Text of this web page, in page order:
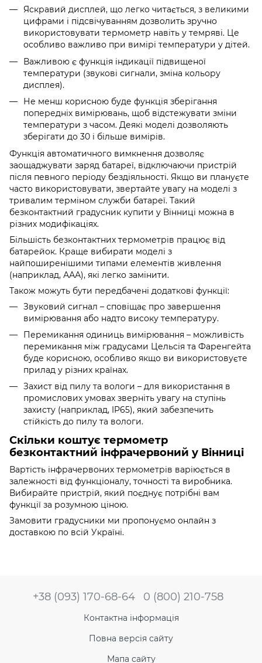
Яскравий дисплей, що легко читається, з великими
цифрами і підсвічуванням дозволить зручно
використовувати термометр навіть у темряві. Це
особливо важливо при вимірі температури у дітей.
Важливою є функція індикації підвищеної
температури (звукові сигнали, зміна кольору
дисплея).
Не менш корисною буде функція зберігання
попередніх вимірювань, щоб відстежувати зміни
температури з часом. Деякі моделі дозволяють
зберігати до 30 і більше вимірів.
Функція автоматичного вимкнення дозволяє
заощаджувати заряд батареї, відключаючи пристрій
після певного періоду бездіяльності. Якщо ви плануєте
часто використовувати, звертайте увагу на моделі з
тривалим терміном служби батареї. Такий
безконтактний градусник купити у Вінниці можна в
різних модифікаціях.
Більшість безконтактних термометрів працює від
батарейок. Краще вибирати моделі з
найпоширенішими типами елементів живлення
(наприклад, ААА), які легко замінити.
Також можуть бути передбачені додаткові функції:
Звуковий сигнал – сповіщає про завершення
вимірювання або надто високу температуру.
Перемикання одиниць вимірювання – можливість
перемикання між градусами Цельсія та Фаренгейта
буде корисною, особливо якщо ви використовуєте
прилад у різних країнах.
Захист від пилу та вологи – для використання в
промислових умовах зверніть увагу на ступінь
захисту (наприклад, IP65), який забезпечить
стійкість до пилу та вологи.
Скільки коштує термометр
безконтактний інфрачервоний у Вінниці
Вартість інфрачервоних термометрів варіюється в
залежності від функціоналу, точності та виробника.
Вибирайте пристрій, який поєднує потрібні вам
функції за розумною ціною.
Замовити градусники ми пропонуємо онлайн з
доставкою по всій Україні.
+38 (093) 170-68-64 0 (800) 210-758
Контактна інформація
Повна версія сайту
Мапа сайту